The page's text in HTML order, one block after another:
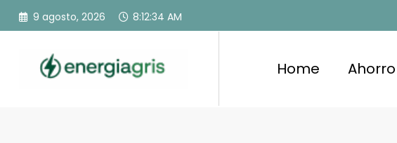
Saltar
9 agosto, 2026 8:12:35 AM
Home Ahorro